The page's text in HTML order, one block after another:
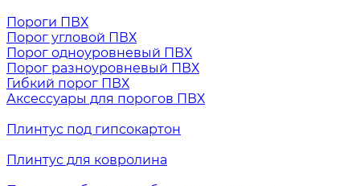
Пороги ПВХ
Порог угловой ПВХ
Порог одноуровневый ПВХ
Порог разноуровневый ПВХ
Гибкий порог ПВХ
Аксессуары для порогов ПВХ
Плинтус под гипсокартон
Плинтус для ковролина